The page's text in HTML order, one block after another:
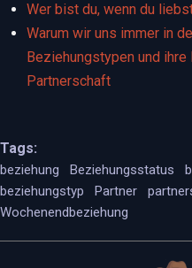
Wer bist du, wenn du
Warum wir uns immer in
Beziehungstypen und
Partnerschaft
Tags:
beziehung Beziehungsstatus
beziehungstyp
Partner
Wochenendbeziehung